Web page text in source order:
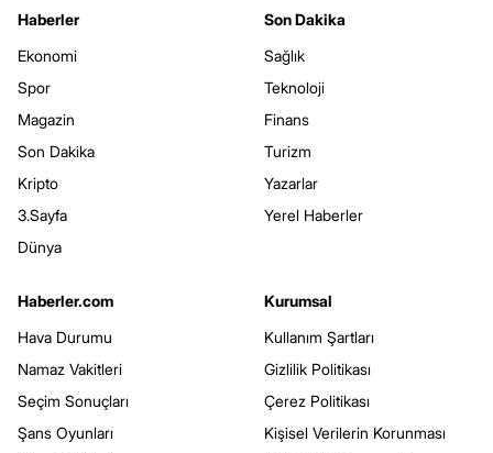
Haberler
Ekonomi
Spor
Magazin
Son Dakika
Kripto
3.Sayfa
Dünya
Son Dakika
Sağlık
Teknoloji
Finans
Turizm
Yazarlar
Yerel Haberler
Haberler.com
Hava Durumu
Namaz Vakitleri
Seçim Sonuçları
Şans Oyunları
Kurumsal
Kullanım Şartları
Gizlilik Politikası
Çerez Politikası
Kişisel Verilerin Korunması